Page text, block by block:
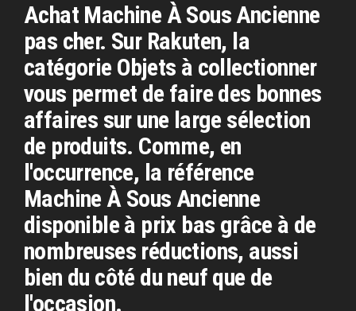
Achat Machine À Sous Ancienne
pas cher. Sur Rakuten, la
catégorie Objets à collectionner
vous permet de faire des bonnes
affaires sur une large sélection
de produits. Comme, en
l'occurrence, la référence
Machine À Sous Ancienne
disponible à prix bas grâce à de
nombreuses réductions, aussi
bien du côté du neuf que de
l'occasion.